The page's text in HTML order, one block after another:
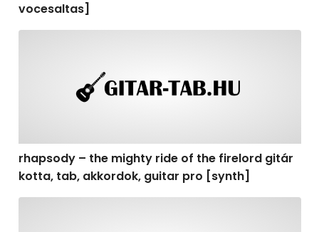
vocesaltas]
rhapsody – the mighty ride of the firelord gitár
kotta, tab, akkordok, guitar pro [synth]